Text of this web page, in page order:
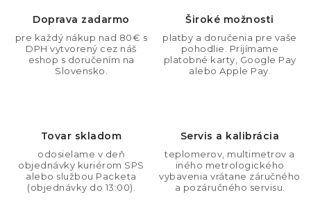
Doprava zadarmo
pre každý nákup nad 80€ s
DPH vytvorený cez náš
eshop s doručením na
Slovensko.
Široké možnosti
platby a doručenia pre vaše
pohodlie. Prijímame
platobné karty, Google Pay
alebo Apple Pay.
Tovar skladom
odosielame v deň
objednávky kuriérom SPS
alebo službou Packeta
(objednávky do 13:00).
Servis a kalibrácia
teplomerov, multimetrov a
iného metrologického
vybavenia vrátane záručného
a pozáručného servisu.